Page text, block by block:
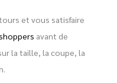
et vous satisfaire
avant de
la taille, la coupe, la